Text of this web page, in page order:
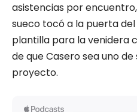
asistencias por
sueco tocó a la puerta
plantilla para la venidera
de que Casero sea uno
proyecto.